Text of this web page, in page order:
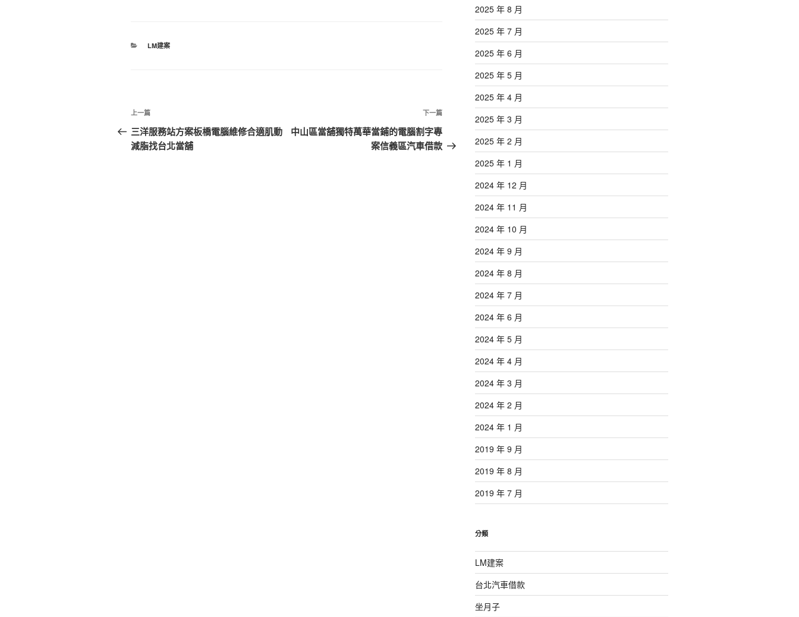
分
LM建案
文
章
導
上
一
篇
上一篇
三洋服務站方案板橋電腦維修合適肌動
減脂找台北當舖
下
一
篇
下一篇
中山區當舖獨特萬華當鋪的電腦割字專
案信義區汽車借款
2025 年 8 月
2025 年 7 月
2025 年 6 月
2025 年 5 月
2025 年 4 月
2025 年 3 月
2025 年 2 月
2025 年 1 月
2024 年 12 月
2024 年 11 月
2024 年 10 月
2024 年 9 月
2024 年 8 月
2024 年 7 月
2024 年 6 月
2024 年 5 月
2024 年 4 月
2024 年 3 月
2024 年 2 月
2024 年 1 月
2019 年 9 月
2019 年 8 月
2019 年 7 月
分類
LM建案
台北汽車借款
坐月子